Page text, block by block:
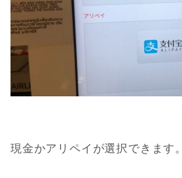
現金かアリペイが選択できます。